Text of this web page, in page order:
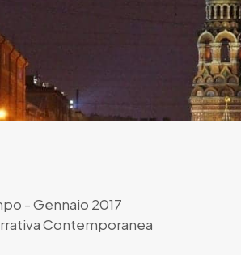
- Gennaio 2017
Contemporanea